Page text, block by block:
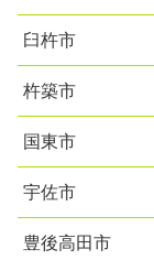
臼杵市
杵築市
国東市
宇佐市
豊後高田市